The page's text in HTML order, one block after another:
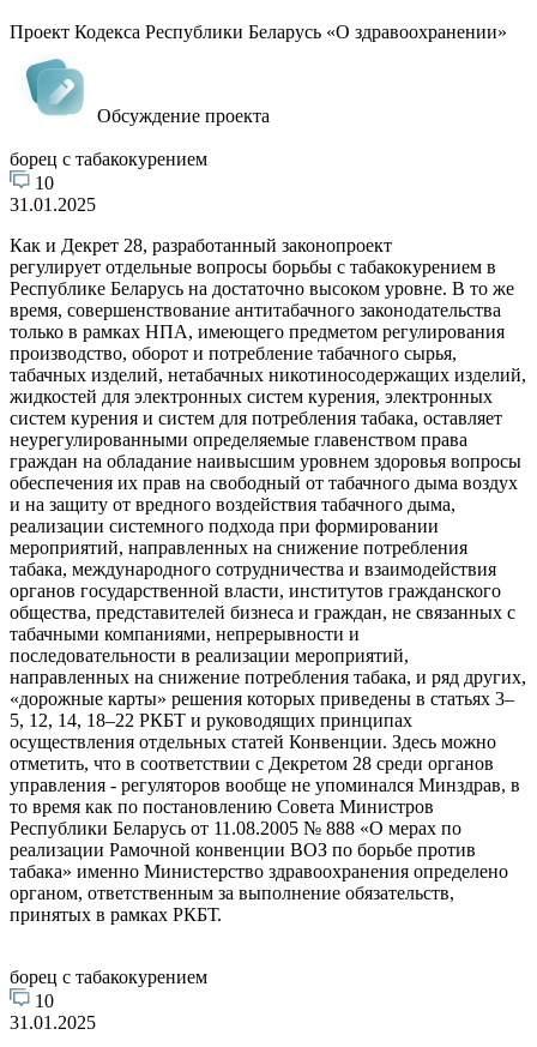
Проект Кодекса Республики Беларусь «О здравоохранении»
Обсуждение проекта
борец с табакокурением
10
31.01.2025
Как и Декрет 28, разработанный законопроект
регулирует отдельные вопросы борьбы с табакокурением в
Республике Беларусь на достаточно высоком уровне. В то же
время, совершенствование антитабачного законодательства
только в рамках НПА, имеющего предметом регулирования
производство, оборот и потребление табачного сырья,
табачных изделий, нетабачных никотиносодержащих изделий,
жидкостей для электронных систем курения, электронных
систем курения и систем для потребления табака, оставляет
неурегулированными определяемые главенством права
граждан на обладание наивысшим уровнем здоровья вопросы
обеспечения их прав на свободный от табачного дыма воздух
и на защиту от вредного воздействия табачного дыма,
реализации системного подхода при формировании
мероприятий, направленных на снижение потребления
табака, международного сотрудничества и взаимодействия
органов государственной власти, институтов гражданского
общества, представителей бизнеса и граждан, не связанных с
табачными компаниями, непрерывности и
последовательности в реализации мероприятий,
направленных на снижение потребления табака, и ряд других,
«дорожные карты» решения которых приведены в статьях 3–
5, 12, 14, 18–22 РКБТ и руководящих принципах
осуществления отдельных статей Конвенции. Здесь можно
отметить, что в соответствии с Декретом 28 среди органов
управления - регуляторов вообще не упоминался Минздрав, в
то время как по постановлению Совета Министров
Республики Беларусь от 11.08.2005 № 888 «О мерах по
реализации Рамочной конвенции ВОЗ по борьбе против
табака» именно Министерство здравоохранения определено
органом, ответственным за выполнение обязательств,
принятых в рамках РКБТ.
борец с табакокурением
10
31.01.2025